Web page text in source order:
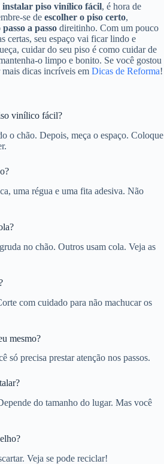
instalar piso vinílico fácil, é hora de
se de escolher o piso certo,
passo a passo direitinho. Com um pouco
certas, seu espaço vai ficar lindo e
cuidar do seu piso é como cuidar de
o limpo e bonito. Se você gostou
dicas incríveis em Dicas de Reforma!
vinílico fácil?
o chão. Depois, meça o espaço. Coloque
uma régua e uma fita adesiva. Não
no chão. Outros usam cola. Veja as
com cuidado para não machucar os
mesmo?
só precisa prestar atenção nos passos.
do tamanho do lugar. Mas você
Veja se pode reciclar!